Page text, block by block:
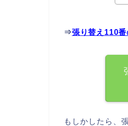
⇒張り替え110
もしかしたら、